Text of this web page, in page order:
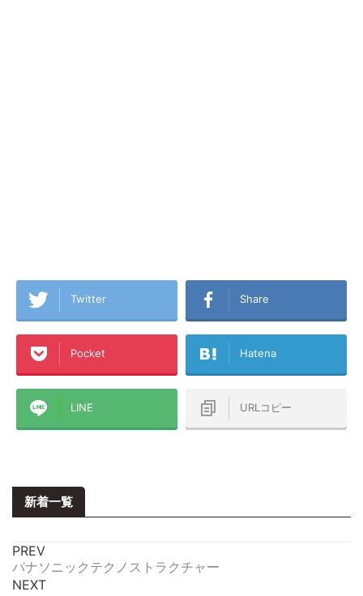
Twitter Share
Pocket Hatena
LINE URLコピー
新着一覧
PREV
パナソニックテクノストラクチャー
NEXT